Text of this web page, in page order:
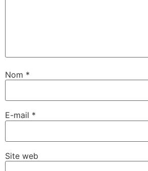
Nom *
E-mail *
Site web